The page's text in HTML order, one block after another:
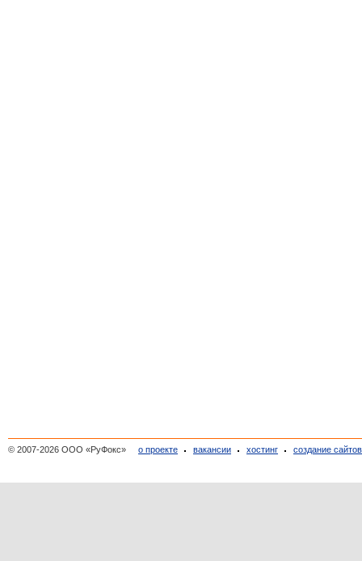
© 2007-2026 ООО «РуФокс» о проекте вакансии хостинг создание сайтов